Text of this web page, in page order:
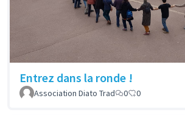
Entrez dans la ronde !
Association Diato Trad
0 0